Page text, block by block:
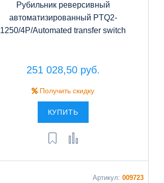
Рубильник реверсивный
автоматизированный PTQ2-
1250/4P/Automated transfer switch
251 028,50 руб.
Получить скидку
КУПИТЬ
Артикул: 009723